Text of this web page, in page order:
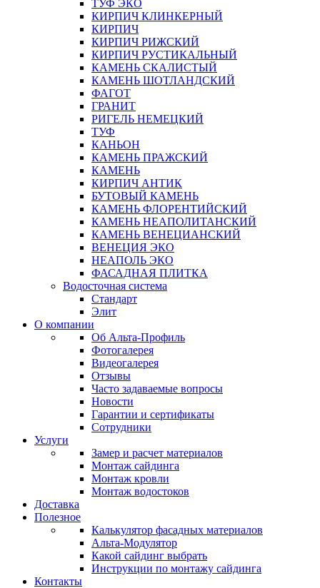
ТУФ ЭКО
КИРПИЧ КЛИНКЕРНЫЙ
КИРПИЧ
КИРПИЧ РИЖСКИЙ
КИРПИЧ РУСТИКАЛЬНЫЙ
КАМЕНЬ СКАЛИСТЫЙ
КАМЕНЬ ШОТЛАНДСКИЙ
ФАГОТ
ГРАНИТ
РИГЕЛЬ НЕМЕЦКИЙ
ТУФ
КАНЬОН
КАМЕНЬ ПРАЖСКИЙ
КАМЕНЬ
КИРПИЧ АНТИК
БУТОВЫЙ КАМЕНЬ
КАМЕНЬ ФЛОРЕНТИЙСКИЙ
КАМЕНЬ НЕАПОЛИТАНСКИЙ
КАМЕНЬ ВЕНЕЦИАНСКИЙ
ВЕНЕЦИЯ ЭКО
НЕАПОЛЬ ЭКО
ФАСАДНАЯ ПЛИТКА
Водосточная система
Стандарт
Элит
О компании
Об Альта-Профиль
Фотогалерея
Видеогалерея
Отзывы
Часто задаваемые вопросы
Новости
Гарантии и сертификаты
Сотрудники
Услуги
Замер и расчет материалов
Монтаж сайдинга
Монтаж кровли
Монтаж водостоков
Доставка
Полезное
Калькулятор фасадных материалов
Альта-Модулятор
Какой сайдинг выбрать
Инструкции по монтажу сайдинга
Контакты